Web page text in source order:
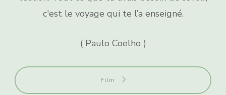
c'est le voyage qui te l’a enseigné.
( Paulo Coelho )
Film